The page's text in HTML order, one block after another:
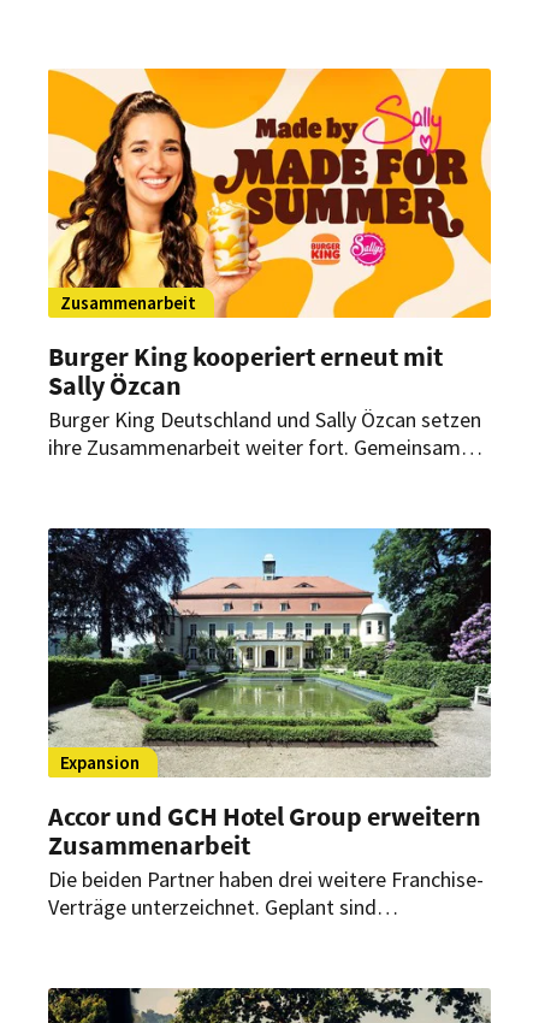
Zusammenarbeit
Burger King kooperiert erneut mit
Sally Özcan
Burger King Deutschland und Sally Özcan setzen
ihre Zusammenarbeit weiter fort. Gemeinsam
Expansion
Accor und GCH Hotel Group erweitern
Zusammenarbeit
Die beiden Partner haben drei weitere Franchise-
Verträge unterzeichnet. Geplant sind
Neukirchen.